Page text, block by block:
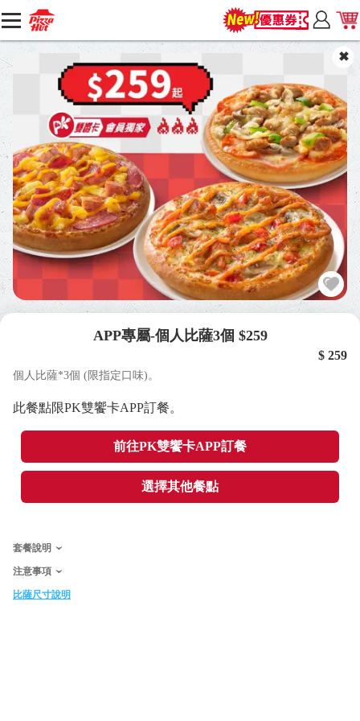
APP專屬-個人比薩3個 $259
$ 259
個人比薩*3個 (限指定口味)。
此餐點限PK雙饗卡APP訂餐。
前往PK雙饗卡APP訂餐
選擇其他餐點
套餐說明
注意事項
比薩尺寸說明